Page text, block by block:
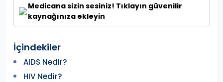
Medicana sizin sesiniz! Tıklayın güvenilir
kaynağınıza ekleyin
İçindekiler
AIDS Nedir?
HIV Nedir?